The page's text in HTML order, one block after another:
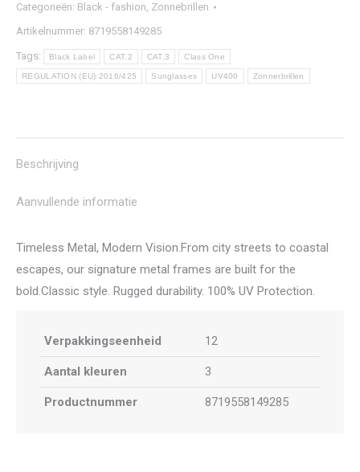
Categorieën: Black - fashion, Zonnebrillen
Artikelnummer: 8719558149285
Tags: Black Label CAT.2 CAT.3 Class One
REGULATION (EU) 2016/425 Sunglasses UV400 Zonnerbrillen
Beschrijving
Aanvullende informatie
Timeless Metal, Modern Vision.From city streets to coastal
escapes, our signature metal frames are built for the
bold.Classic style. Rugged durability. 100% UV Protection.
Verpakkingseenheid 12
Aantal kleuren 3
Productnummer 8719558149285